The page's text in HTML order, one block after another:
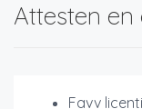
Attesten
Favv